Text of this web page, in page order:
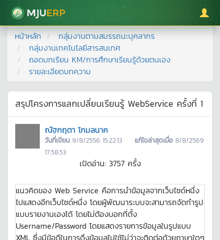
มหาวิทยาลัยแม่โจ้
หน้าหลัก
กลุ่มงานตามสมรรถนะบุคลากร
กลุ่มงานเทคโนโลยีสารสนเทศ
ถอดบทเรียน KM/การศึกษาเรียนรู้ด้วยตนเอง
รายละเอียดบทความ
สรุปโครงการแลกเปลี่ยนเรียนรู้ WebService ครั้งที่ 1
ณัฐกฤตา โกมลนาค
วันที่เขียน 9/8/2556 15:22:13 แก้ไขล่าสุดเมื่อ 8/8/2569
17:58:53
เปิดอ่าน: 3757 ครั้ง
แนวคิดของ Web Service คือการนำข้อมูลจากเว็บไซด์หนึ่ง
ไปแสดงอีกเว็บไซด์หนึ่ง โดยผู้พัฒนาระบบจะสามารถจัดทำรูป
แบบรายงานเองได้ โดยไม่ต้องบอกที่ตั้ง
Username/Password โดยแสดงรายการข้อมูลในรูปแบบ
XML ซึ่งมีข้อดีในการดึงข้อมูลไปใช้ไม่ว่าจะติดต่อด้วยภาษาใดๆ